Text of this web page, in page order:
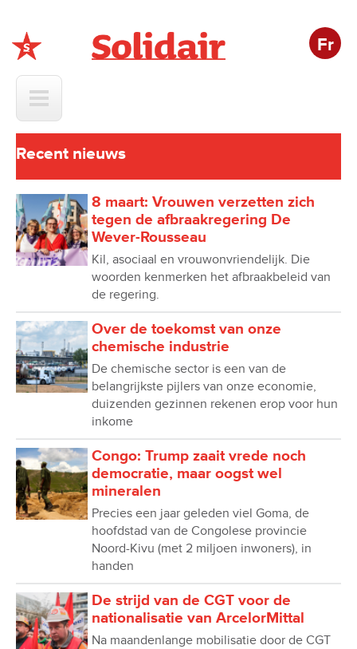
Fr
Solidair
Recent nieuws
8 maart: Vrouwen verzetten zich
tegen de afbraakregering De
Wever-Rousseau
Kil, asociaal en vrouwonvriendelijk. Die
woorden kenmerken het afbraakbeleid van
de regering.
Over de toekomst van onze
chemische industrie
De chemische sector is een van de
belangrijkste pijlers van onze economie,
duizenden gezinnen rekenen erop voor hun
inkome
Congo: Trump zaait vrede noch
democratie, maar oogst wel
mineralen
Precies een jaar geleden viel Goma, de
hoofdstad van de Congolese provincie
Noord-Kivu (met 2 miljoen inwoners), in
handen
De strijd van de CGT voor de
nationalisatie van ArcelorMittal
Na maandenlange mobilisatie door de CGT